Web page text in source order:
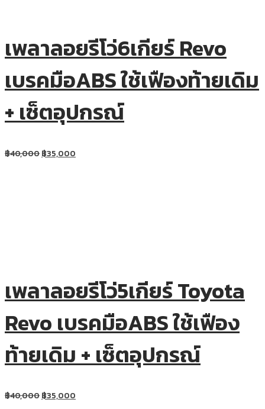
เพลาลอยรีโว่6เกียร์ Revo
เบรคมือABS ใช้เฟืองท้ายเดิม
+ เซ็ตอุปกรณ์
฿40,000฿35,000
เพลาลอยรีโว่5เกียร์ Toyota
Revo เบรคมือABS ใช้เฟือง
ท้ายเดิม + เซ็ตอุปกรณ์
฿40,000฿35,000